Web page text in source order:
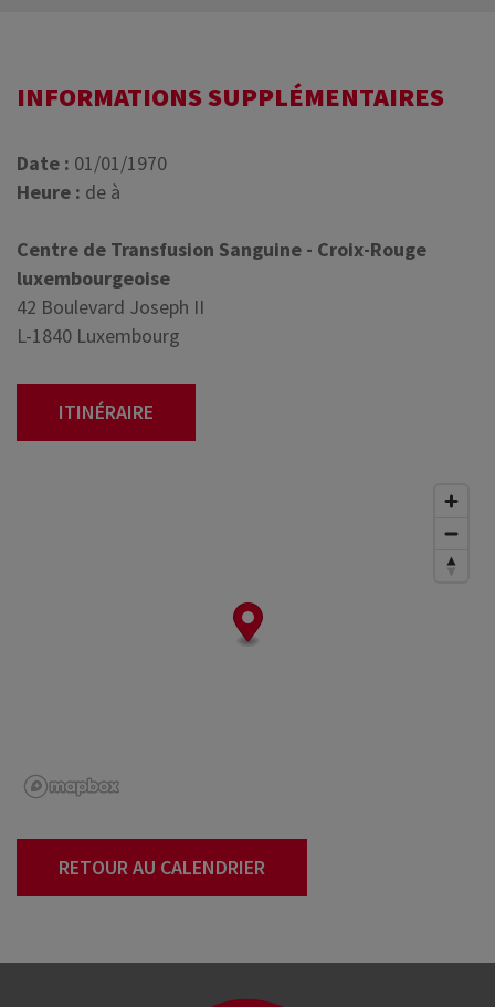
INFORMATIONS SUPPLÉMENTAIRES
Date : 01/01/1970
Heure : de à
Centre de Transfusion Sanguine - Croix-Rouge
luxembourgeoise
42 Boulevard Joseph II
L-1840 Luxembourg
ITINÉRAIRE
RETOUR AU CALENDRIER